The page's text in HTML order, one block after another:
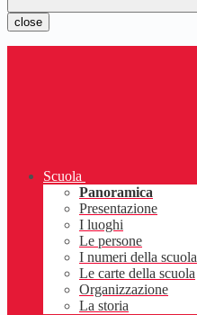
close
Scuola
Panoramica
Presentazione
I luoghi
Le persone
I numeri della scuola
Le carte della scuola
Organizzazione
La storia